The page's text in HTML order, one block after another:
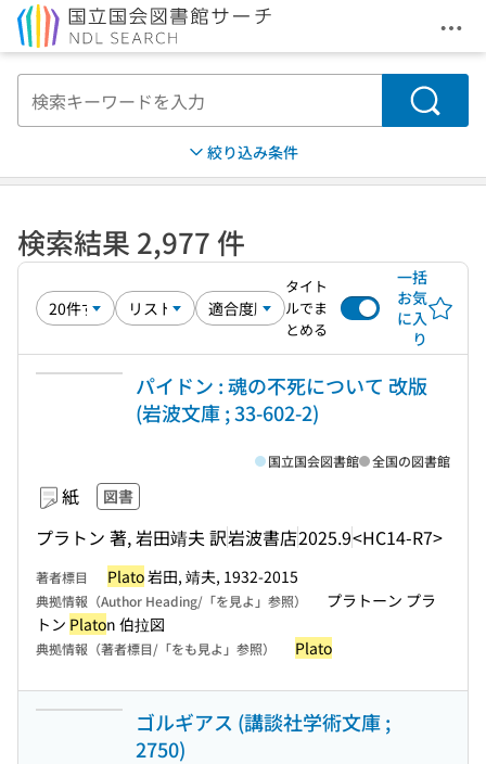
メ
検索
絞り込み条件
検索結果 2,977 件
タイト
ルでま
とめる
一括
お気
に入
り
パイドン : 魂の不死について 改版
(岩波文庫 ; 33-602-2)
紙 図書
プラトン 著, 岩田靖夫 訳岩波書店2025.9<HC14-R7>
国立国会図書館 全国の図書館
著者標目 Plato岩田, 靖夫, 1932-2015
典拠情報（Author Heading/「を見よ」参照）
プラトーン プラ
トン Platon 伯拉図
典拠情報（著者標目/「をも見よ」参照） Plato
ゴルギアス (講談社学術文庫 ;
2750)